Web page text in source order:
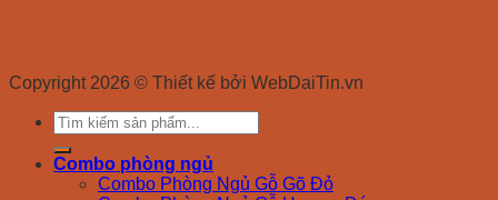
Copyright 2026 © Thiết kế bởi WebDaiTin.vn
Search
for:
Combo phòng ngủ
Combo Phòng Ngủ Gỗ Gõ Đỏ